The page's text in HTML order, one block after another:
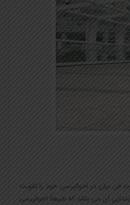
فن بیان در احوالپرسی خود را تقویت
آن می باشد که طبیعتاً احوالپرسی